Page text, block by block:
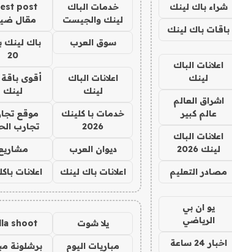
شراء باك لينك
باقات باك لينك
اعلانات الباك
لينك
اشراق العالم
عالم كبير
اعلانات الباك
لينك 2026
مصادر التعليم
يو ان بي
الرياضي
اخبار 24 ساعة
خدمات الباك
لينك والجيست
post
مقال
سوق العرب
باك لينك
20
اعلانات الباك
لينك
أقوى
لينك
خدمات با كلينك
2026
موقع
تجارب
ديوان العرب
اعلانات باك لينك اعلانات
يلا شوت shoot
مباريات اليوم
برشلونة